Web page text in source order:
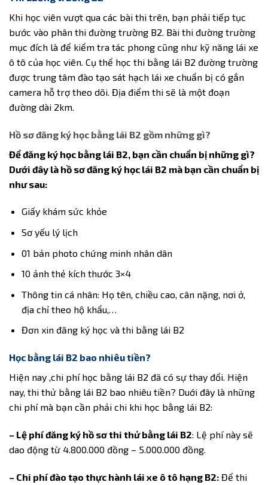
Khi học viên vượt qua các bài thi trên, bạn phải tiếp tục
bước vào phân thi đường trường B2. Bài thi đường trường
mục đích là để kiểm tra tác phong cũng như kỹ năng lái xe
ô tô của học viên. Cụ thể học thi bằng lái B2 đường trường
được trung tâm đào tạo sát hạch lái xe chuẩn bị có gắn
camera hỗ trợ theo dõi. Địa điểm thi sẽ là một đoạn
đường dài 2km.
Hồ sơ đăng ký học bằng lái B2 gồm những gì?
Để đăng ký học bằng lái B2, bạn cần chuẩn bị những gì?
Dưới đây là hồ sơ đăng ký học lái B2 mà bạn cần chuẩn bị
như sau:
Giấy khám sức khỏe
Sơ yếu lý lịch
01 bản photo chứng minh nhân dân
10 ảnh thẻ kích thước 3×4
Thông tin cá nhân: Họ tên, chiều cao, cân nặng, nơi ở,
địa chỉ theo hộ khẩu,…
Đơn xin đăng ký học và thi bằng lái B2
Học bằng lái B2 bao nhiêu tiền?
Hiện nay ,chi phí học bằng lái B2 đã có sự thay đổi. Hiện
nay, thi thử bằng lái B2 bao nhiêu tiền? Duới đây là những
chi phí mà bạn cần phải chi khi học bằng lái B2:
– Lệ phí đăng ký hồ sơ thi thử bằng lái B2: Lệ phí này sẽ
dao động từ 4.800.000 đồng – 5.000.000 đồng.
– Chi phí đào tạo thực hành lái xe ô tô hạng B2: Để thi